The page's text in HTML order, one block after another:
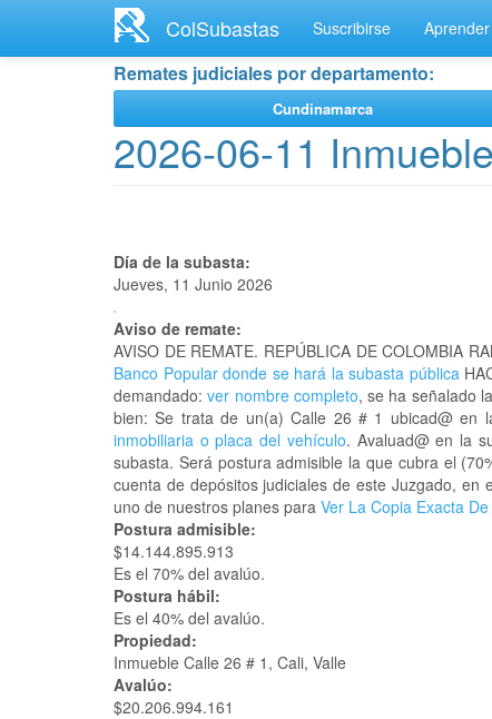
contenido
ColSubastas Suscribirse
Remates judiciales por departamento:
Cundinamarca
2026-06-11
Día de la subasta:
Jueves, 11 Junio 2026
Aviso de remate:
AVISO DE REMATE. REPÚBLICA DE COLOMBIA
Banco Popular donde se hará la subasta pública
demandado:ver nombre completo, se ha señalado
bien: Se trata de un(a) Calle 26 # 1 ubicad@ en
inmobiliaria o placa del vehículo. Avaluad@ en la
subasta. Será postura admisible la que cubra el
cuenta de depósitos judiciales de este Juzgado,
uno de nuestros planes para Ver La Copia Exacta
Postura admisible:
$14.144.895.913
Es el 70% del avalúo.
Postura hábil:
Es el 40% del avalúo.
Propiedad:
Inmueble Calle 26 # 1, Cali, Valle
Avalúo:
$20.206.994.161